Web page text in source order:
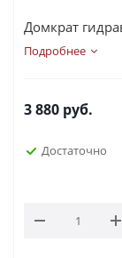
Домкрат
Подробнее
3 880 руб.
Достаточно